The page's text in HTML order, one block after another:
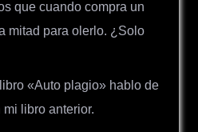
que cuando compra un
mitad para olerlo. ¿Solo
«Auto plagio» hablo de
mi libro anterior.